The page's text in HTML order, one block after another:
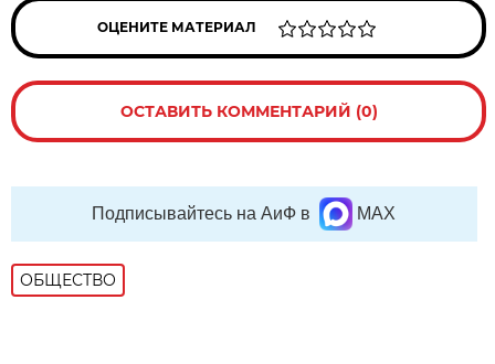
ОЦЕНИТЕ МАТЕРИАЛ
ОСТАВИТЬ КОММЕНТАРИЙ (0)
Подписывайтесь на АиФ в MAX
ОБЩЕСТВО